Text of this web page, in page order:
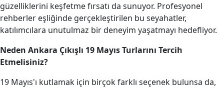
güzelliklerini keşfetme fırsatı da sunuyor. Profesyonel
rehberler eşliğinde gerçekleştirilen bu seyahatler,
katılımcılara unutulmaz bir deneyim yaşatmayı hedefliyor.
Neden Ankara Çıkışlı 19 Mayıs Turlarını Tercih
Etmelisiniz?
19 Mayıs'ı kutlamak için birçok farklı seçenek bulunsa da,